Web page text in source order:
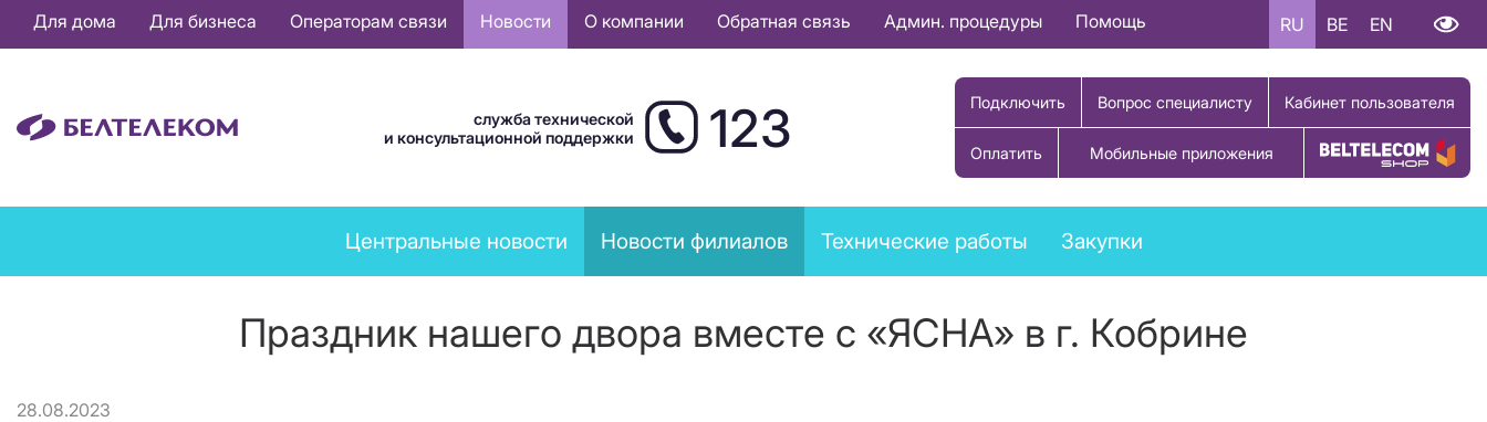
Основная
навигация
Для дома Для бизнеса Операторам связи Новости О компании Обратная связь Админ. процедуры Помощь RU BE EN
служба технической
и консультационной поддержки
123 Подключить Вопрос специалисту Кабинет пользователя
Оплатить Мобильные приложения Купить товар
News
menu
Центральные новости Новости филиалов Технические работы Закупки
Праздник нашего двора вместе с «ЯСНА» в г. Кобрине
28.08.2023